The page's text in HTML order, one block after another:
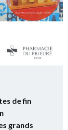
de fin
grands